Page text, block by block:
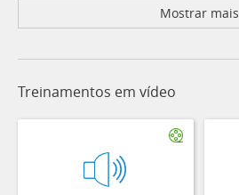
Mostrar mais
Treinamentos em vídeo